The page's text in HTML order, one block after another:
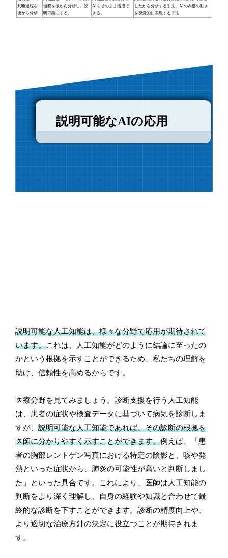
判断過程を
後から分析
過程を後から分析し、説
明可能にする。
AIをそのまま活用で
きる。
したかを分析する手法、AIの内部の動き
を視覚的に表現する手法
説明可能なAIの応用
説明可能な人工知能は、様々な分野で応用が期待されて
います。これは、人工知能がどのように結論に至ったの
かという根拠を示すことができるため、私たちの理解を
助け、信頼性を高めるからです。
医療分野を見てみましょう。診断支援を行う人工知能
は、患者の症状や検査データに基づいて病気を診断しま
すが、説明可能な人工知能であれば、その診断の根拠を
医師に分かりやすく示すことができます。例えば、「患
者の胸部レントゲン写真における特定の陰影と、咳や発
熱といった症状から、肺炎の可能性が高いと判断しまし
た」といった具合です。これにより、医師は人工知能の
判断をより深く理解し、自身の経験や知識と合わせて最
終的な診断を下すことができます。診断の精度向上や、
より適切な治療方針の決定に役立つことが期待されま
す。